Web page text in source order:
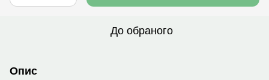
До обраного
Опис